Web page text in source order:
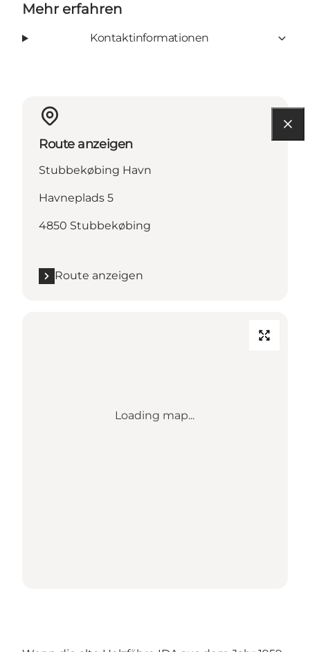
Mehr erfahren
Kontaktinformationen
Route anzeigen
Stubbekøbing Havn
Havneplads 5
4850 Stubbekøbing
Route anzeigen
Loading map...